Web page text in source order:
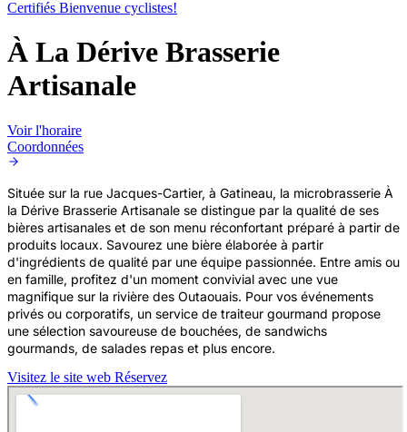
Certifiés Bienvenue cyclistes!
À La Dérive Brasserie
Artisanale
Voir l'horaire
Coordonnées
Située sur la rue Jacques-Cartier, à Gatineau, la microbrasserie À
la Dérive Brasserie Artisanale se distingue par la qualité de ses
bières artisanales et de son menu réconfortant préparé à partir de
produits locaux. Savourez une bière élaborée à partir
d'ingrédients de qualité par une équipe passionnée. Entre amis ou
en famille, profitez d'un moment convivial avec une vue
magnifique sur la rivière des Outaouais. Pour vos événements
privés ou corporatifs, un service de traiteur gourmand propose
une sélection savoureuse de bouchées, de sandwichs
gourmands, de salades repas et plus encore.
Visitez le site web Réservez